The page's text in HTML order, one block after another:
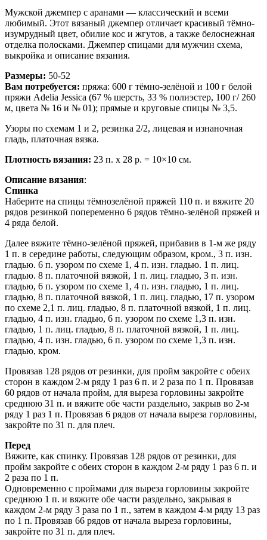
Мужской джемпер с аранами — классический и всеми
любимый. Этот вязаный джемпер отличает красивый тёмно-
изумрудный цвет, обилие кос и жгутов, а также белоснежная
отделка полосками. Джемпер спицами для мужчин схема,
выкройка и описание вязания.
Размеры: 50-52
Вам потребуется: пряжа: 600 г тёмно-зелёной и 100 г белой
пряжи Adelia Jessica (67 % шерсть, 33 % полиэстер, 100 г/ 260
м, цвета № 16 и № 01); прямые и круговые спицы № 3,5.
Узоры по схемам 1 и 2, резинка 2/2, лицевая и изнаночная
гладь, платочная вязка.
Плотность вязания: 23 п. х 28 р. = 10×10 см.
Описание вязания:
Спинка
Наберите на спицы тёмнозелёной пряжей 110 п. и вяжите 20
рядов резинкой попеременно 6 рядов тёмно-зелёной пряжей и
4 ряда белой.
Далее вяжите тёмно-зелёной пряжей, прибавив в 1-м же ряду
1 п. в середине работы, следующим образом, кром., 3 п. изн.
гладью. 6 п. узором по схеме 1, 4 п. изн. гладью. 1 п. лиц.
гладью. 8 п. платочной вязкой, 1 п. лиц. гладью, 3 п. изн.
гладью, 6 п. узором по схеме 1, 4 п. изн. гладью, 1 п. лиц.
гладью, 8 п. платочной вязкой, 1 п. лиц. гладью, 17 п. узором
по схеме 2,1 п. лиц. гладью, 8 п. платочной вязкой, 1 п. лиц.
гладью, 4 п. изн. гладью, 6 п. узором по схеме 1,3 п. изн.
гладью, 1 п. лиц. гладью, 8 п. платочной вязкой, 1 п. лиц.
гладью, 4 п. изн. гладью, 6 п. узором по схеме 1,3 п. изн.
гладью, кром.
Провязав 128 рядов от резинки, для пройм закройте с обеих
сторон в каждом 2-м ряду 1 раз 6 п. и 2 раза по 1 п. Провязав
60 рядов от начала пройм, для выреза горловины закройте
среднюю 31 п. и вяжите обе части раздельно, закрыв во 2-м
ряду 1 раз 1 п. Провязав 6 рядов от начала выреза горловины,
закройте по 31 п. для плеч.
Перед
Вяжите, как спинку. Провязав 128 рядов от резинки, для
пройм закройте с обеих сторон в каждом 2-м ряду 1 раз 6 п. и
2 раза по 1 п.
Одновременно с проймами для выреза горловины закройте
среднюю 1 п. и вяжите обе части раздельно, закрывая в
каждом 2-м ряду 3 раза по 1 п., затем в каждом 4-м ряду 13 раз
по 1 п. Провязав 66 рядов от начала выреза горловины,
закройте по 31 п. для плеч.